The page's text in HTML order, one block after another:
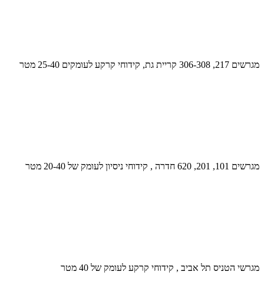
מגרשים 217, 306-308 קריית גת, קידוחי קרקע לעומקים 25-40 מטר
מגרשים 101, 201, 620 חדרה , קידוחי ניסיון לעומק של 20-40 מטר
מגרשי הטניס תל אביב , קידוחי קרקע לעומק של 40 מטר